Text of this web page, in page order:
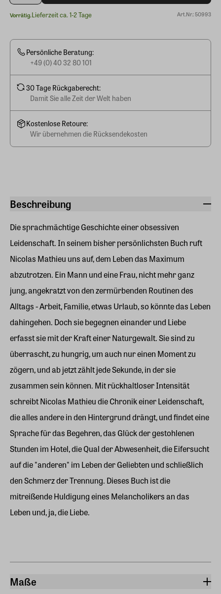
Beschreibung
Die sprachmächtige Geschichte einer obsessiven
Leidenschaft. In seinem bisher persönlichsten Buch ruft
Nicolas Mathieu uns auf, dem Leben das Maximum
abzutrotzen. Ein Mann und eine Frau, nicht mehr ganz
jung, angekratzt von den zermürbenden Routinen des
Alltags - Arbeit, Familie, etwas Urlaub, so könnte das Leben
dahingehen. Doch sie begegnen einander und Liebe
erfasst sie mit der Kraft einer Naturgewalt. Sie sind zu
überrascht, zu hungrig, um auch nur einen Moment zu
zögern, und ab jetzt zählt jede Sekunde, in der sie
zusammen sein können. Mit rückhaltloser Intensität
schreibt Nicolas Mathieu die Chronik einer Leidenschaft,
die alles andere in den Hintergrund drängt, und findet eine
Sprache für das Begehren, das Glück der gestohlenen
Stunden im Hotel, die Qual der Abwesenheit, die Eifersucht
auf die "anderen" im Leben der Geliebten und schließlich
den Schmerz der Trennung. Dieses Buch ist die
mitreißende Huldigung eines Melancholikers an das
Leben und, ja, die Liebe.
Maße
Vorrätig.Lieferzeit ca. 1-2 Tage Art.Nr.: 50993
Persönliche Beratung:
+49 (0) 40 32 80 101
30 Tage Rückgaberecht:
Damit Sie alle Zeit der Welt haben
Kostenlose Retoure:
Wir übernehmen die Rücksendekosten